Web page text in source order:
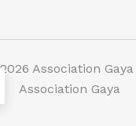
Association
Association Gaya